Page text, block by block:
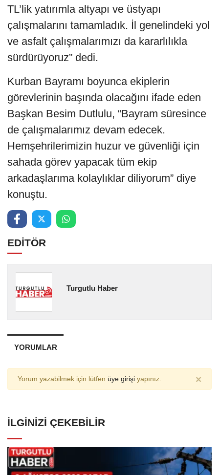
TL’lik yatırımla altyapı ve üstyapı
çalışmalarını tamamladık. İl genelindeki yol
ve asfalt çalışmalarımızı da kararlılıkla
sürdürüyoruz” dedi.
Kurban Bayramı boyunca ekiplerin
görevlerinin başında olacağını ifade eden
Başkan Besim Dutlulu, “Bayram süresince
de çalışmalarımız devam edecek.
Hemşehrilerimizin huzur ve güvenliği için
sahada görev yapacak tüm ekip
arkadaşlarıma kolaylıklar diliyorum” diye
konuştu.
EDİTÖR
Turgutlu Haber
YORUMLAR
Yorum yazabilmek için lütfen üye girişi yapınız. ×
İLGINIZI ÇEKEBILIR